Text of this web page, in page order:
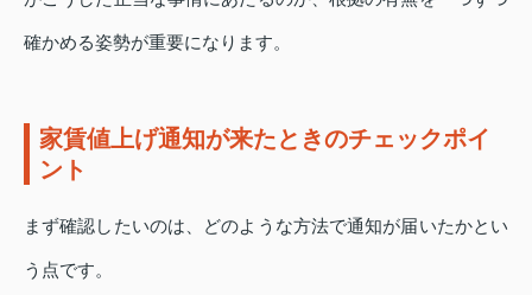
確かめる姿勢が重要になります。
家賃値上げ通知が来たときのチェックポイ
ント
まず確認したいのは、どのような方法で通知が届いたかとい
う点です。